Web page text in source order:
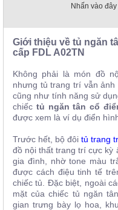
Thất
Nhà
Hàng
Thất
Hàng
Nhấn vào
Giới thiệu về tủ ngăn
cấp FDL A02TN
Không phải là món đồ
nhưng tủ trang trí vẫn
cũng như tính năng sử
chiếc tủ ngăn tân cổ
được xem là ví dụ điển
Trước hết, bộ đôitủ trang
đồ nội thất trang trí cực kỳ
gia đình, nhờ tone màu
được cách điệu tinh tế
chiếc tủ. Đặc biệt, ngoài
mặt của chiếc tủ ngăn
gian trưng bày lọ hoa,